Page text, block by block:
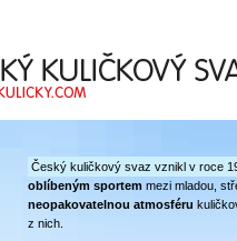
svaz
Český kuličkový svaz vznikl v roce
oblíbeným sportem mezi mladou,
neopakovatelnou atmosféru
z nich.